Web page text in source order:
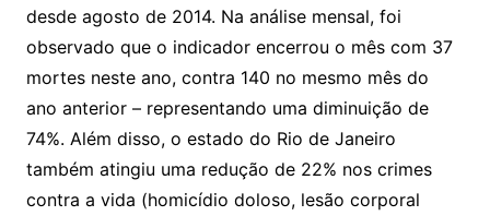
desde agosto de 2014. Na análise mensal, foi
observado que o indicador encerrou o mês com 37
mortes neste ano, contra 140 no mesmo mês do
ano anterior – representando uma diminuição de
74%. Além disso, o estado do Rio de Janeiro
também atingiu uma redução de 22% nos crimes
contra a vida (homicídio doloso, lesão corporal